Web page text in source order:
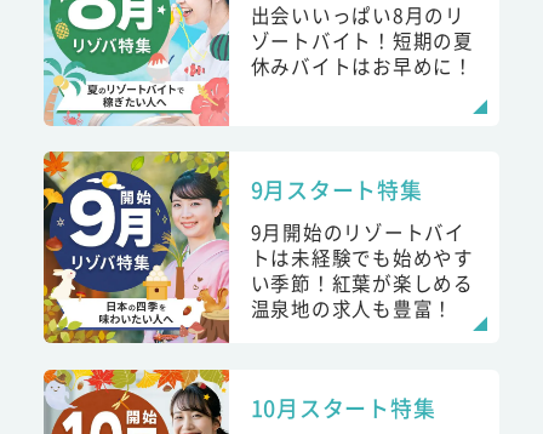
出会いいっぱい8月のリ
ゾートバイト！短期の夏
休みバイトはお早めに！
9月スタート特集
9月開始のリゾートバイ
トは未経験でも始めやす
い季節！紅葉が楽しめる
温泉地の求人も豊富！
10月スタート特集